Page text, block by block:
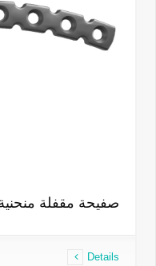
صفيحة مقفلة
Details